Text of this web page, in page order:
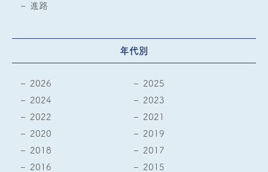
進路
年代別
2026
2025
2024
2023
2022
2021
2020
2019
2018
2017
2016
2015